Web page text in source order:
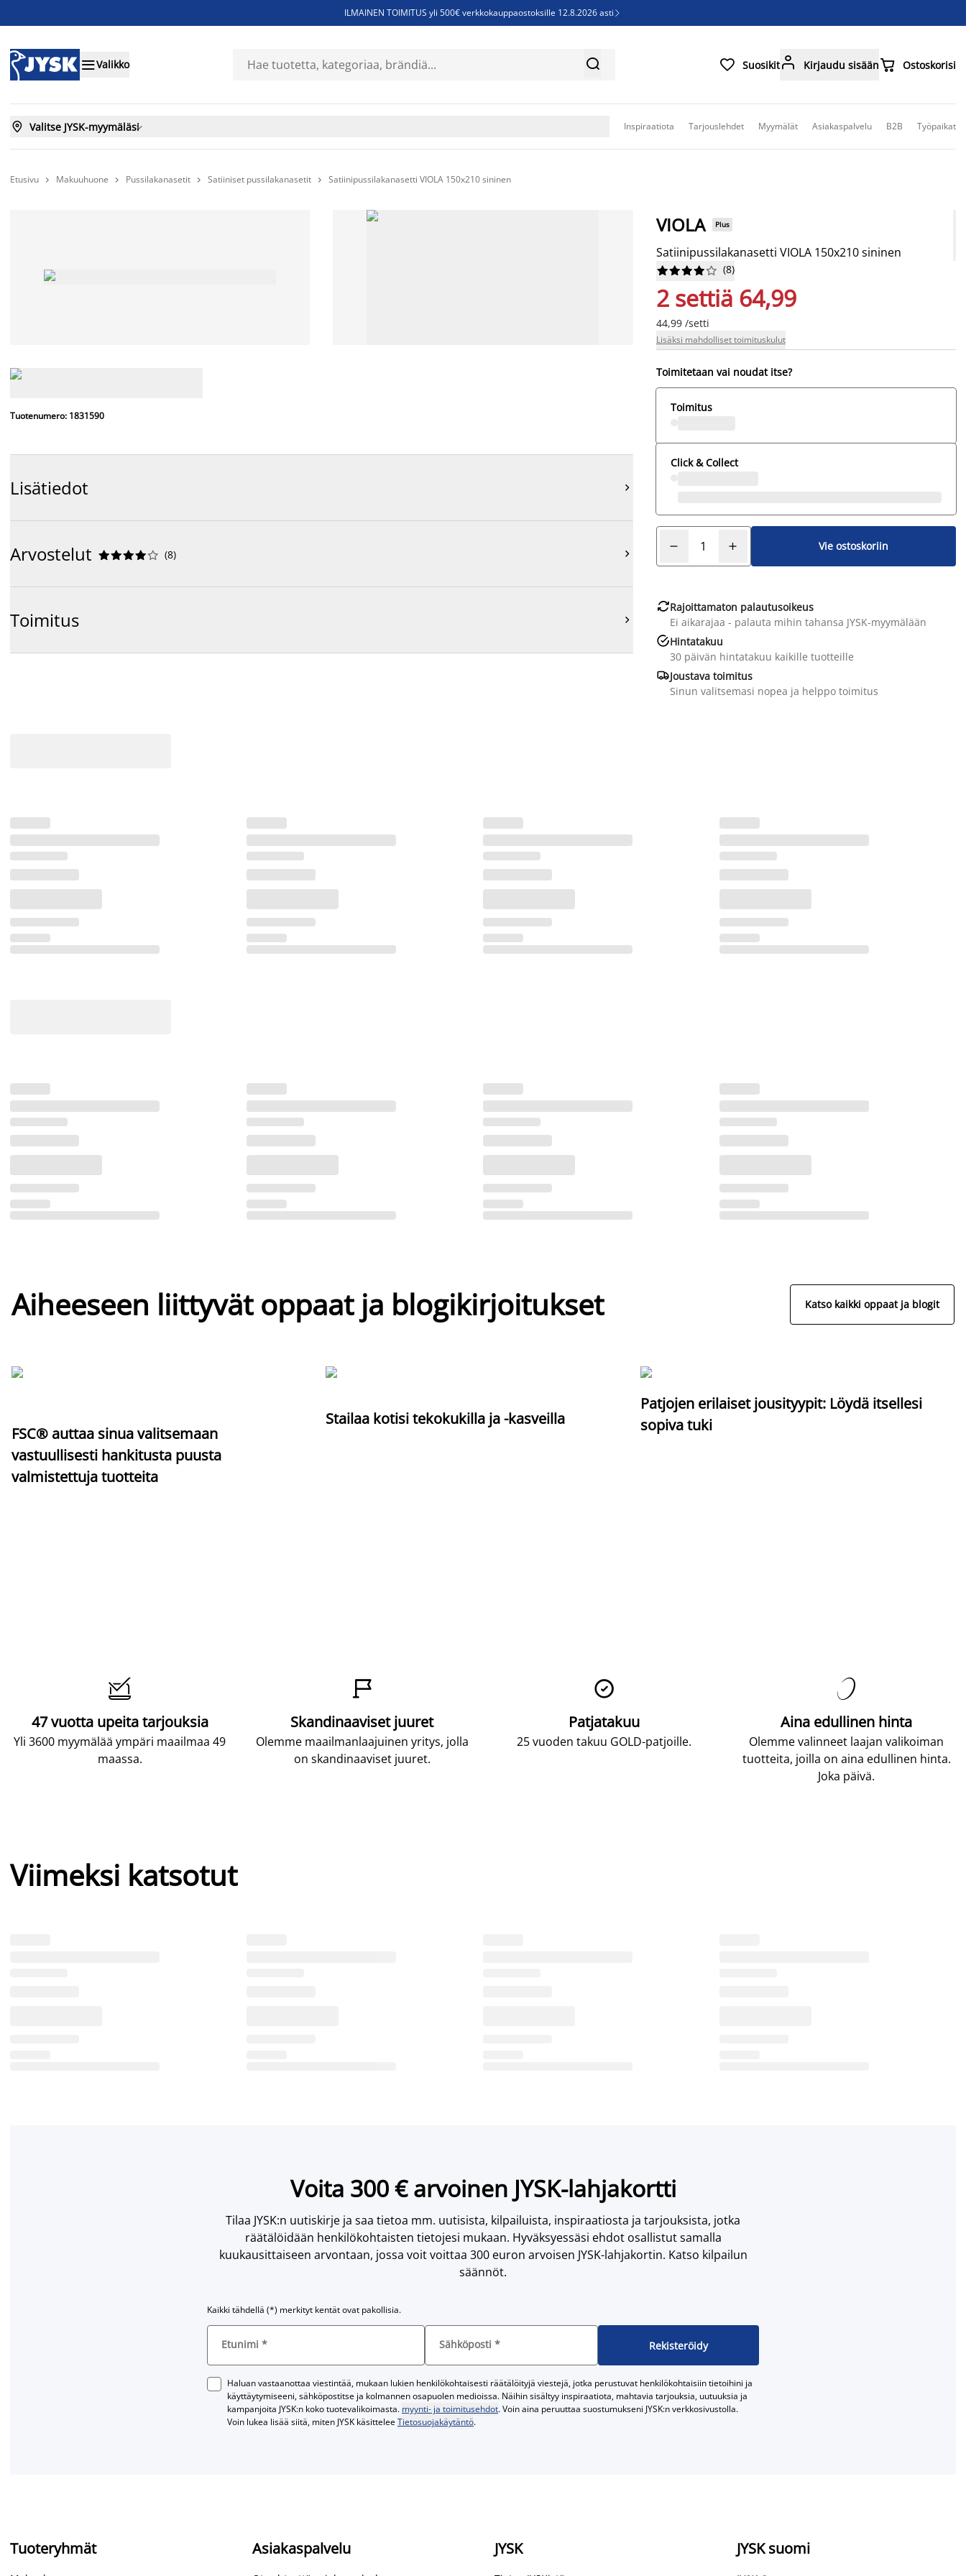
ILMAINEN TOIMITUS yli 500€ verkkokauppaostoksille 12.8.2026 asti 
Sijauspatjoja - Säästä jopa 60%
Valikko   Suosikit Kirjaudu sisään Ostoskorisi
 Valitse JYSK-myymäläsi Inspiraatiota Tarjouslehdet Myymälät Asiakaspalvelu B2B Työpaikat
Etusivu  Makuuhuone  Pussilakanasetit  Satiiniset pussilakanasetit  Satiinipussilakanasetti VIOLA 150x210 sininen
Tuotenumero: 1831590
Lisätiedot 
Arvostelut 




 (8) 
Toimitus 
VIOLA Plus
Satiinipussilakanasetti VIOLA 150x210 sininen





 (8)
2 settiä 64,99
44,99 /setti
Lisäksi mahdolliset toimituskulut
Toimitetaan vai noudat itse?
Toimitus
Click & Collect
Vie ostoskoriin
Rajoittamaton palautusoikeus
Ei aikarajaa - palauta mihin tahansa JYSK-myymälään
Hintatakuu
30 päivän hintatakuu kaikille tuotteille
Joustava toimitus
Sinun valitsemasi nopea ja helppo toimitus
Aiheeseen liittyvät oppaat ja blogikirjoitukset Katso kaikki oppaat ja blogit
FSC® auttaa sinua valitsemaan
vastuullisesti hankitusta puusta
valmistettuja tuotteita
Stailaa kotisi tekokukilla ja -kasveilla
Patjojen erilaiset jousityypit: Löydä itsellesi
sopiva tuki

47 vuotta upeita tarjouksia
Yli 3600 myymälää ympäri maailmaa 49
maassa.

Skandinaaviset juuret
Olemme maailmanlaajuinen yritys, jolla
on skandinaaviset juuret.

Patjatakuu
25 vuoden takuu GOLD-patjoille.

Aina edullinen hinta
Olemme valinneet laajan valikoiman
tuotteita, joilla on aina edullinen hinta.
Joka päivä.
Viimeksi katsotut
Voita 300 € arvoinen JYSK-lahjakortti
Tilaa JYSK:n uutiskirje ja saa tietoa mm. uutisista, kilpailuista, inspiraatiosta ja tarjouksista, jotka
räätälöidään henkilökohtaisten tietojesi mukaan. Hyväksyessäsi ehdot osallistut samalla
kuukausittaiseen arvontaan, jossa voit voittaa 300 euron arvoisen JYSK-lahjakortin. Katso kilpailun
säännöt.
Kaikki tähdellä (*) merkityt kentät ovat pakollisia.
Etunimi * Sähköposti * Rekisteröidy
Haluan vastaanottaa viestintää, mukaan lukien henkilökohtaisesti räätälöityjä viestejä, jotka perustuvat henkilökohtaisiin tietoihini ja
käyttäytymiseeni, sähköpostitse ja kolmannen osapuolen medioissa. Näihin sisältyy inspiraatiota, mahtavia tarjouksia, uutuuksia ja
kampanjoita JYSK:n koko tuotevalikoimasta. myynti- ja toimitusehdot. Voin aina peruuttaa suostumukseni JYSK:n verkkosivustolla.
Voin lukea lisää siitä, miten JYSK käsitteleeTietosuojakäytäntö.
Tuoteryhmät Asiakaspalvelu JYSK JYSK suomi